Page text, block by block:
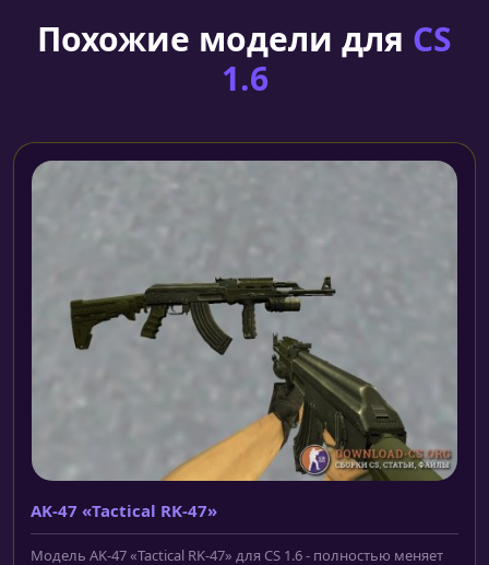
Похожие модели для CS
1.6
AK-47 «Tactical RK-47»
Модель AK-47 «Tactical RK-47» для CS 1.6 - полностью меняет